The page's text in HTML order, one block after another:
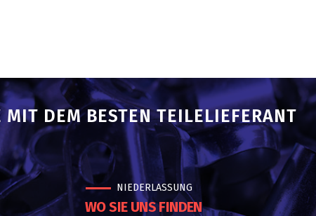
MIT DEM BESTEN TEILELIEFERANT
NIEDERLASSUNG
WO SIE UNS FINDEN